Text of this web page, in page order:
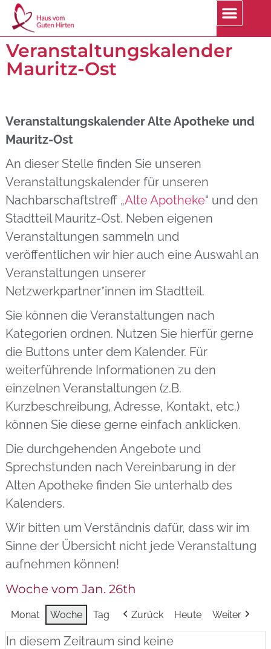
Veranstaltungskalender
Mauritz-Ost
Veranstaltungskalender Alte Apotheke und
Mauritz-Ost
An dieser Stelle finden Sie unseren
Veranstaltungskalender für unseren
Nachbarschaftstreff „Alte Apotheke“ und den
Stadtteil Mauritz-Ost. Neben eigenen
Veranstaltungen sammeln und
veröffentlichen wir hier auch eine Auswahl an
Veranstaltungen unserer
Netzwerkpartner*innen im Stadtteil.
Sie können die Veranstaltungen nach
Kategorien ordnen. Nutzen Sie hierfür gerne
die Buttons unter dem Kalender. Für
weiterführende Informationen zu den
einzelnen Veranstaltungen (z.B.
Kurzbeschreibung, Adresse, Kontakt, etc.)
können Sie diese gerne einfach anklicken.
Die durchgehenden Angebote und
Sprechstunden nach Vereinbarung in der
Alten Apotheke finden Sie unterhalb des
Kalenders.
Wir bitten um Verständnis dafür, dass wir im
Sinne der Übersicht nicht jede Veranstaltung
aufnehmen können!
Woche vom Jan. 26th
Monat Woche Tag Zurück Heute Weiter
In diesem Zeitraum sind keine